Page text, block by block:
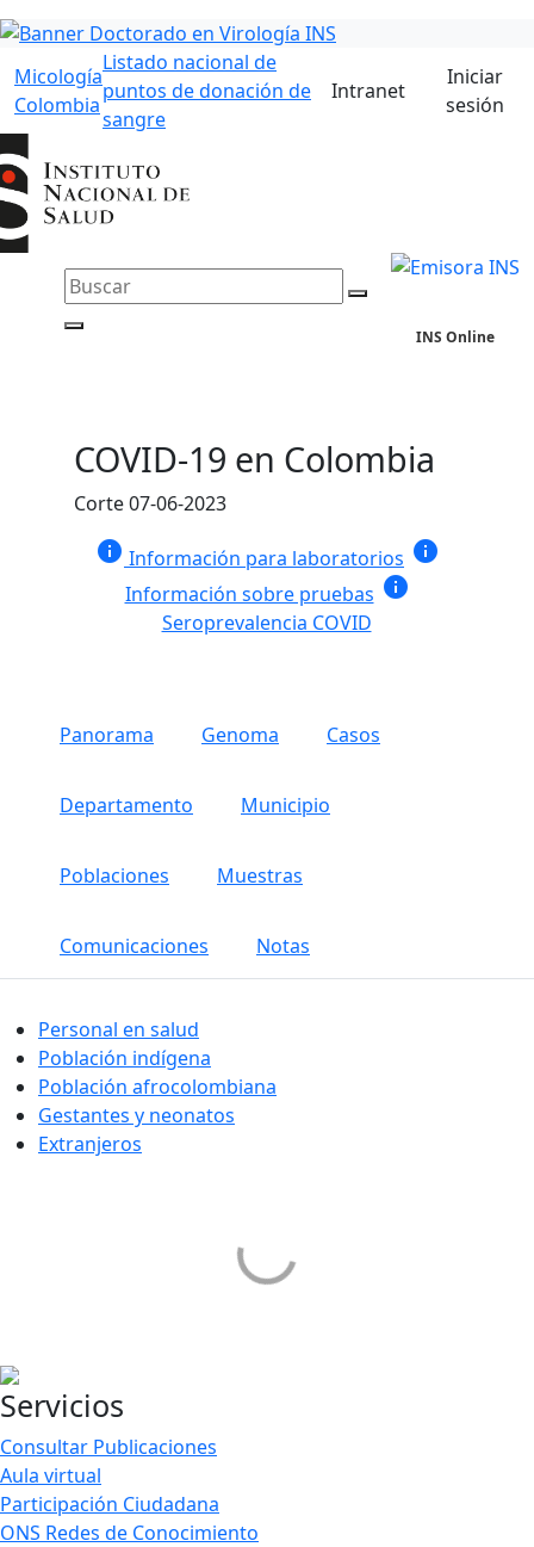
Micología
Colombia
Listado nacional de
puntos de donación de
sangre
Intranet
Iniciar
sesión
INS Online
COVID-19 en Colombia
Corte 07-06-2023
info Información para laboratorios info
Información sobre pruebas info
Seroprevalencia COVID
Panorama Genoma Casos
Departamento Municipio
Poblaciones Muestras
Comunicaciones Notas
Personal en salud
Población indígena
Población afrocolombiana
Gestantes y neonatos
Extranjeros
Servicios
Consultar Publicaciones
Aula virtual
Participación Ciudadana
ONS Redes de Conocimiento